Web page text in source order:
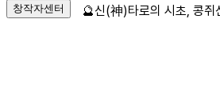
창작자센터 🔮신(神)타로의 시초, 콩쥐